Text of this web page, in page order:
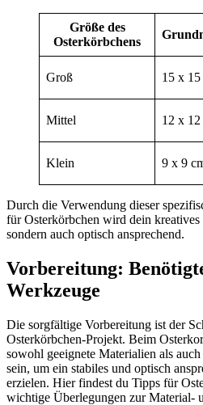
Größe des
Osterkörbchens
Groß 15 x 15
Mittel 12 x 12
Klein 9 x 9
Durch die Verwendung dieser
für Osterkörbchen wird dein
sondern auch optisch ansprechend.
Vorbereitung:
Werkzeuge
Die sorgfältige Vorbereitung ist der
Osterkörbchen-Projekt. Beim
sowohl geeignete Materialien als
sein, um ein stabiles und optisch
erzielen. Hier findest du Tipps für
wichtige Überlegungen zur Material-